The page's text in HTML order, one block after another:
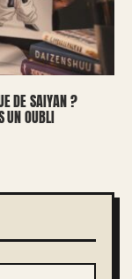
DE SAIYAN ?
UN OUBLI